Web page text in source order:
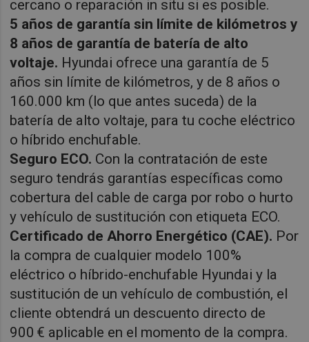
cercano o reparación in situ si es posible.
5 años de garantía sin límite de kilómetros y
8 años de garantía de batería de alto
voltaje. Hyundai ofrece una garantía de 5
años sin límite de kilómetros, y de 8 años o
160.000 km (lo que antes suceda) de la
batería de alto voltaje, para tu coche eléctrico
o híbrido enchufable.
Seguro ECO. Con la contratación de este
seguro tendrás garantías específicas como
cobertura del cable de carga por robo o hurto
y vehículo de sustitución con etiqueta ECO.
Certificado de Ahorro Energético (CAE). Por
la compra de cualquier modelo 100%
eléctrico o híbrido-enchufable Hyundai y la
sustitución de un vehículo de combustión, el
cliente obtendrá un descuento directo de
900 € aplicable en el momento de la compra.